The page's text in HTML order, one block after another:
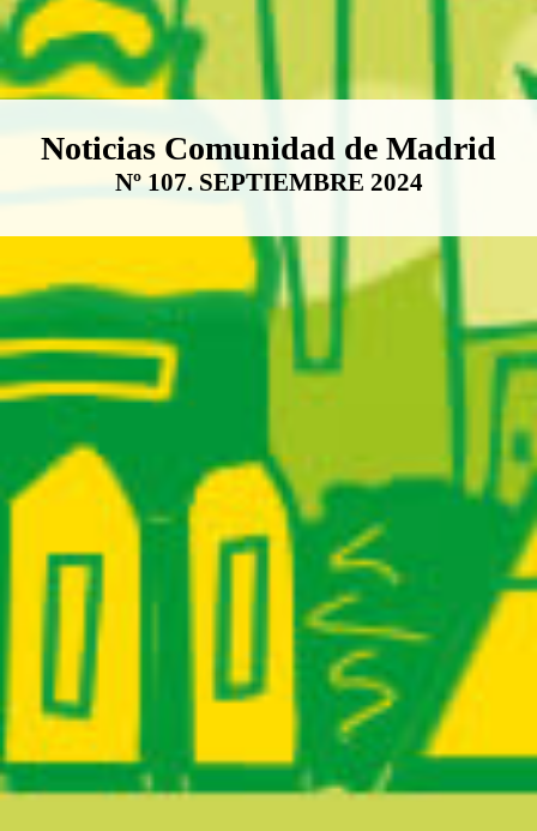
Boletín Noticias Comunidad de
Noticias Comunidad de Madrid
Nº 107. SEPTIEMBRE 2024